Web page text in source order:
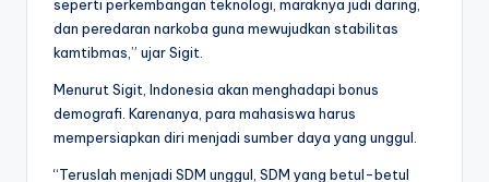
seperti perkembangan teknologi, maraknya judi daring,
dan peredaran narkoba guna mewujudkan stabilitas
kamtibmas,” ujar Sigit.
Menurut Sigit, Indonesia akan menghadapi bonus
demografi. Karenanya, para mahasiswa harus
mempersiapkan diri menjadi sumber daya yang unggul.
“Teruslah menjadi SDM unggul, SDM yang betul-betul